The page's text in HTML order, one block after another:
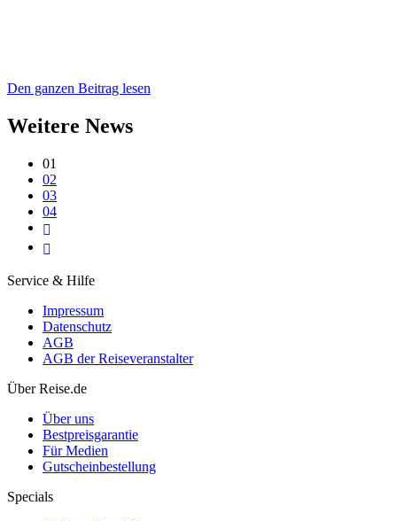
Den ganzen Beitrag lesen
Weitere News
01
02
03
04
Service & Hilfe
Impressum
Datenschutz
AGB
AGB der Reiseveranstalter
Über Reise.de
Über uns
Bestpreisgarantie
Für Medien
Gutscheinbestellung
Specials